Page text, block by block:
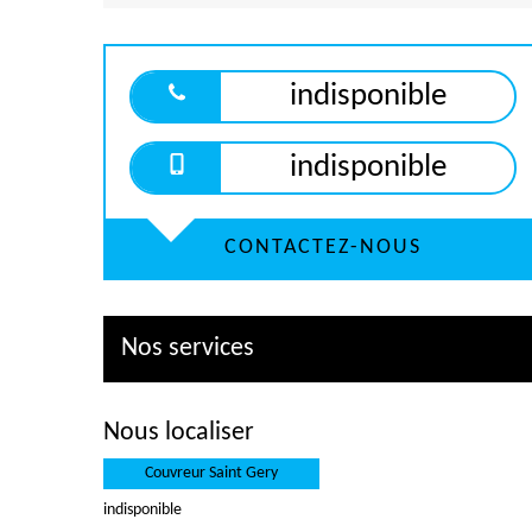
indisponible
indisponible
CONTACTEZ-NOUS
Nos services
Nous localiser
Couvreur Saint Gery
indisponible